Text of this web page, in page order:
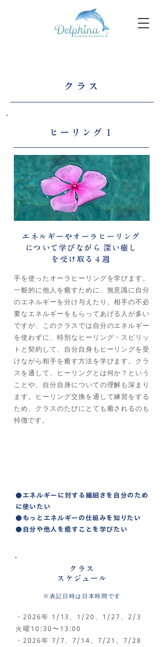
クラス
ヒーリング１
エネルギーやオーラヒーリング
について学びながら 深い癒し
を受け取る４週
手を使ったオーラヒーリングを学びます。
一般的に他人を癒すために、無意識に自分
のエネルギーを分け与えたり、相手の不必
要なエネルギーをもらってあげる人が多い
ですが、このクラスでは自分のエネルギー
を使わずに、特別なヒーリング・スピリッ
トと契約して、自分自身もヒーリングを受
けながら相手を癒す方法を学びます。クラ
スを通して、ヒーリングとは何か？という
ことや、自分自身についての理解も深まり
ます。ヒーリング交換を通して練習をする
ため、クラスのたびにとても癒されるのも
特徴です。
●エネルギーに対する繊細さを自分のため
に使いたい
●もっとエネルギーの仕組みを知りたい
●自分や他人を癒すことを学びたい
クラス
スケジュール
※表記日時は日本時間です
・2026年 1/13、1/20、1/27、2/3
火曜10:30〜13:00
・2026年 7/7、7/14、7/21、7/28